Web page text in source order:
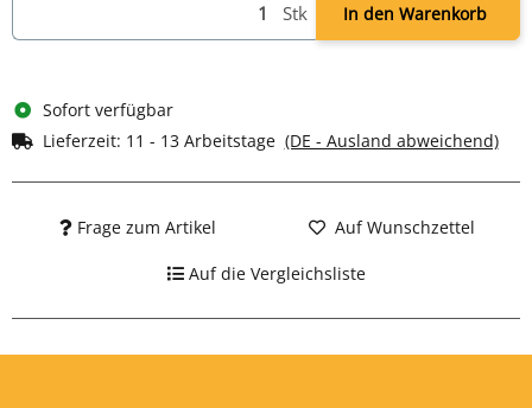
Stk In den Warenkorb
Sofort verfügbar
Lieferzeit: 11 - 13 Arbeitstage (DE - Ausland abweichend)
Frage zum Artikel Auf Wunschzettel
Auf die Vergleichsliste